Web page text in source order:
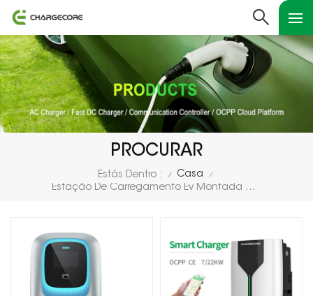
PROCURAR
Estás Dentro : / Casa /
Estação De Carregamento Ev Montada Na Parede